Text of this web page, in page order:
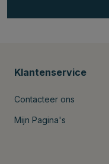
Klantenservice
Contacteer ons
Mijn Pagina's